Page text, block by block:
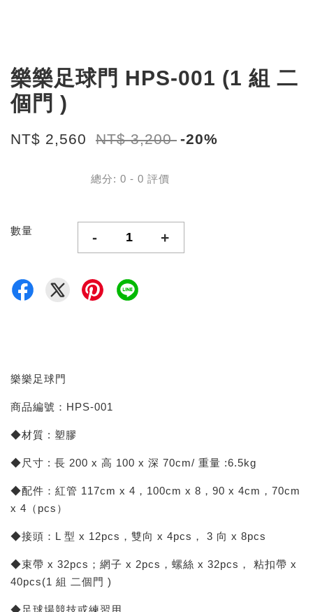
樂樂足球門 HPS-001 (1 組 二
個門 )
NT$ 2,560 NT$ 3,200 -20%
總分: 0 - 0 評價
數量 - +
樂樂足球門
商品編號：HPS-001
◆材質 : 塑膠
◆尺寸 : 長 200 x 高 100 x 深 70cm/ 重量 :6.5kg
◆配件：紅管 117cm x 4，100cm x 8，90 x 4cm，70cm
x 4（pcs）
◆接頭：L 型 x 12pcs，雙向 x 4pcs， 3 向 x 8pcs
◆束帶 x 32pcs；網子 x 2pcs，螺絲 x 32pcs， 粘扣帶 x
40pcs(1 組 二個門 )
◆足球場競技或練習用